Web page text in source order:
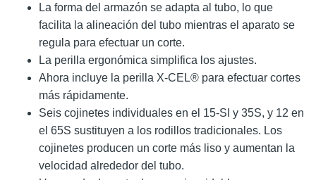
La forma del armazón se adapta al tubo, lo que
facilita la alineación del tubo mientras el aparato se
regula para efectuar un corte.
La perilla ergonómica simplifica los ajustes.
Ahora incluye la perilla X-CEL® para efectuar cortes
más rápidamente.
Seis cojinetes individuales en el 15-SI y 35S, y 12 en
el 65S sustituyen a los rodillos tradicionales. Los
cojinetes producen un corte más liso y aumentan la
velocidad alrededor del tubo.